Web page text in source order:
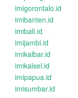
imigorontalo.id
imibanten.id
imibali.id
imijambi.id
imikalbar.id
imikalsel.id
imipapua.id
imisumbar.id